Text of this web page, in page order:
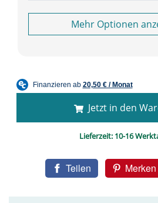
Optionen
Jetzt in den
Lieferzeit:10-16
Teilen Merken